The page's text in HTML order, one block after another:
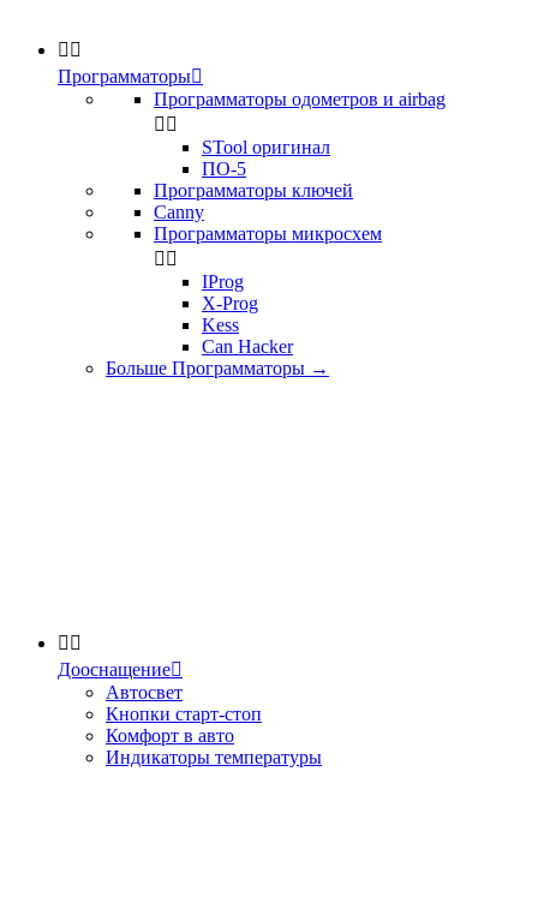
 
Программаторы
Программаторы одометров и airbag
 
STool оригинал
ПО-5
Программаторы ключей
Canny
Программаторы микросхем
 
IProg
X-Prog
Kess
Can Hacker
Больше Программаторы →
 
Дооснащение
Автосвет
Кнопки старт-стоп
Комфорт в авто
Индикаторы температуры